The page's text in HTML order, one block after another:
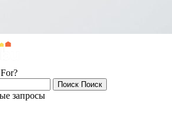
Поиск Поиск
запросы